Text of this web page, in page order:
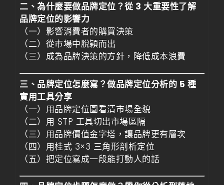
二、為什麼要做品牌定位？從 3 大重要性了解
品牌定位的影響力
（一）影響消費者的購買決策
（二）從市場中脫穎而出
（三）成為品牌決策的方針，降低成本浪費
三、品牌定位怎麼寫？做品牌定位分析的 5 種
實用工具分享
（一）用品牌定位圖看清市場全貌
（二）用 STP 工具切出市場區隔
（三）用品牌價值金字塔，讓品牌更有層次
（四）用桂式 3×3 三角形剖析定位
（五）把定位寫成一段能打動人的話